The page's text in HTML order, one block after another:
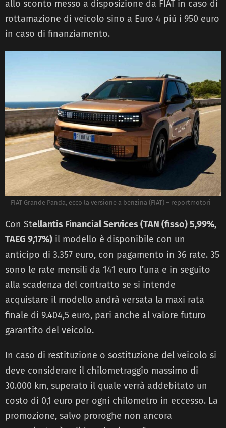
allo sconto messo a disposizione da FIAT in caso di
rottamazione di veicolo sino a Euro 4 più i 950 euro
in caso di finanziamento.
FIAT Grande Panda, ecco la versione a benzina (FIAT) – reportmotori
Con Stellantis Financial Services (TAN (fisso) 5,99%,
TAEG 9,17%) il modello è disponibile con un
anticipo di 3.357 euro, con pagamento in 36 rate. 35
sono le rate mensili da 141 euro l’una e in seguito
alla scadenza del contratto se si intende
acquistare il modello andrà versata la maxi rata
finale di 9.404,5 euro, pari anche al valore futuro
garantito del veicolo.
In caso di restituzione o sostituzione del veicolo si
deve considerare il chilometraggio massimo di
30.000 km, superato il quale verrà addebitato un
costo di 0,1 euro per ogni chilometro in eccesso. La
promozione, salvo proroghe non ancora